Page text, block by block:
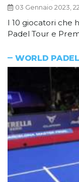
03 Gennaio 2023,
I 10 giocatori che
Padel Tour e
WORLD